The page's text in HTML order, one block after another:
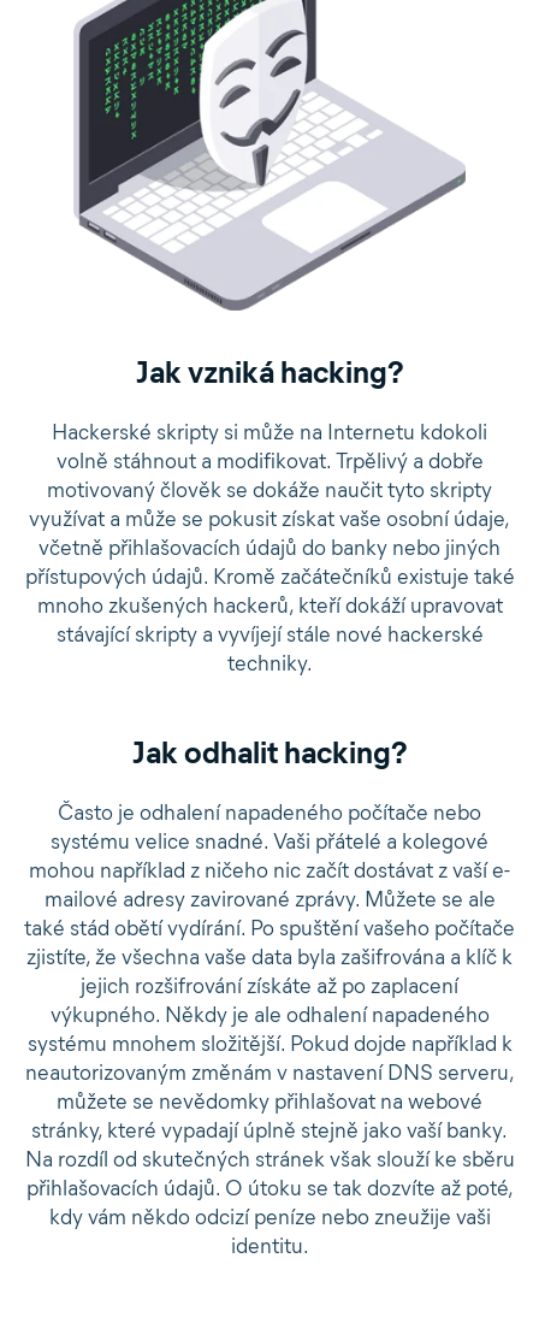
Jak vzniká hacking?
Hackerské skripty si může na Internetu kdokoli
volně stáhnout a modifikovat. Trpělivý a dobře
motivovaný člověk se dokáže naučit tyto skripty
využívat a může se pokusit získat vaše osobní údaje,
včetně přihlašovacích údajů do banky nebo jiných
přístupových údajů. Kromě začátečníků existuje také
mnoho zkušených hackerů, kteří dokáží upravovat
stávající skripty a vyvíjejí stále nové hackerské
techniky.
Jak odhalit hacking?
Často je odhalení napadeného počítače nebo
systému velice snadné. Vaši přátelé a kolegové
mohou například z ničeho nic začít dostávat z vaší e-
mailové adresy zavirované zprávy. Můžete se ale
také stád obětí vydírání. Po spuštění vašeho počítače
zjistíte, že všechna vaše data byla zašifrována a klíč k
jejich rozšifrování získáte až po zaplacení
výkupného. Někdy je ale odhalení napadeného
systému mnohem složitější. Pokud dojde například k
neautorizovaným změnám v nastavení DNS serveru,
můžete se nevědomky přihlašovat na webové
stránky, které vypadají úplně stejně jako vaší banky.
Na rozdíl od skutečných stránek však slouží ke sběru
přihlašovacích údajů. O útoku se tak dozvíte až poté,
kdy vám někdo odcizí peníze nebo zneužije vaši
identitu.